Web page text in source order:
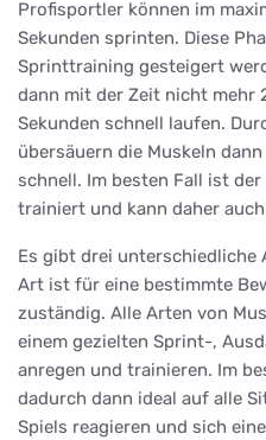
Profisportler können im
Sekunden sprinten. Diese
Sprinttraining gesteigert
dann mit der Zeit nicht mehr
Sekunden schnell laufen.
übersäuern die Muskeln
schnell. Im besten Fall ist
trainiert und kann daher
Es gibt drei unterschiedliche
Art ist für eine bestimmte
zuständig. Alle Arten von
einem gezielten Sprint-,
anregen und trainieren. Im
dadurch dann ideal auf alle
Spiels reagieren und sich